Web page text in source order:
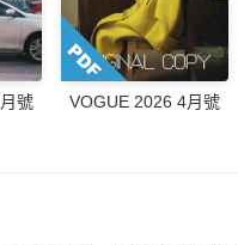
號 VOGUE 2026 4月號